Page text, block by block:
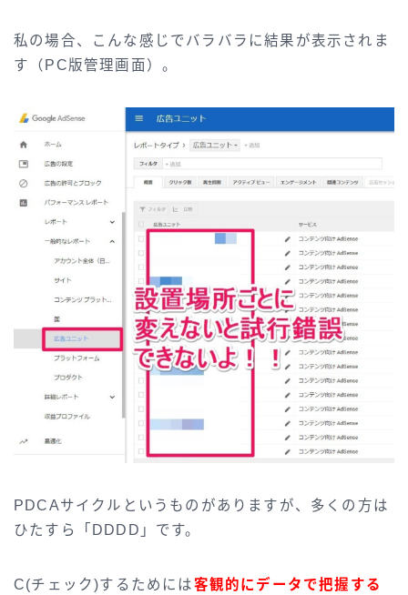
私の場合、こんな感じでバラバラに結果が表示されま
す（PC版管理画面）。
PDCAサイクルというものがありますが、多くの方は
ひたすら「DDDD」です。
C(チェック)するためには客観的にデータで把握する